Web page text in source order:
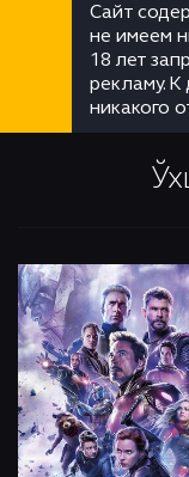
Сайт
не имеем
18 лет
рекламу.
никакого